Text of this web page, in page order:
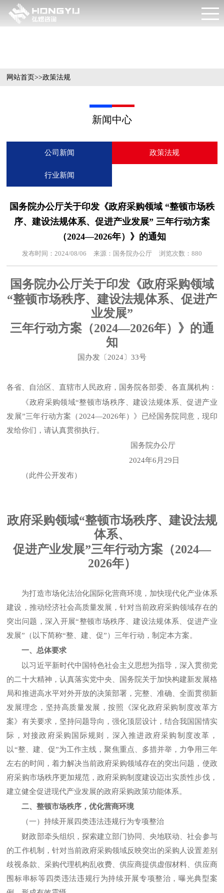
网站首页>>政策法规
新闻中心
公司新闻 政策法规
行业新闻
国务院办公厅关于印发《政府采购领域 “整顿市场秩
序、建设法规体系、促进产业发展” 三年行动方案
（2024—2026年）》的通知
发布时间：2024/08/06 来源：国务院办公厅 浏览次数：880
国务院办公厅关于印发《政府采购领域
“整顿市场秩序、建设法规体系、促进产
业发展”
三年行动方案（2024—2026年）》的通
知
国办发〔2024〕33号
各省、自治区、直辖市人民政府，国务院各部委、各直属机构：
《政府采购领域“整顿市场秩序、建设法规体系、促进产业
发展”三年行动方案（2024—2026年）》已经国务院同意，现印
发给你们，请认真贯彻执行。
国务院办公厅
2024年6月29日
（此件公开发布）
政府采购领域“整顿市场秩序、建设法规
体系、
促进产业发展”三年行动方案（2024—
2026年）
为打造市场化法治化国际化营商环境，加快现代化产业体系
建设，推动经济社会高质量发展，针对当前政府采购领域存在的
突出问题，深入开展“整顿市场秩序、建设法规体系、促进产业
发展”（以下简称“整、建、促”）三年行动，制定本方案。
一、总体要求
以习近平新时代中国特色社会主义思想为指导，深入贯彻党
的二十大精神，认真落实党中央、国务院关于加快构建新发展格
局和推进高水平对外开放的决策部署，完整、准确、全面贯彻新
发展理念，坚持高质量发展，按照《深化政府采购制度改革方
案》有关要求，坚持问题导向，强化顶层设计，结合我国国情实
际，对接政府采购国际规则，深入推进政府采购制度改革，
以“整、建、促”为工作主线，聚焦重点、多措并举，力争用三年
左右的时间，着力解决当前政府采购领域存在的突出问题，使政
府采购市场秩序更加规范，政府采购制度建设迈出实质性步伐，
建立健全促进现代产业发展的政府采购政策功能体系。
二、整顿市场秩序，优化营商环境
（一）持续开展四类违法违规行为专项整治
财政部牵头组织，探索建立部门协同、央地联动、社会参与
的工作机制，针对当前政府采购领域反映突出的采购人设置差别
歧视条款、采购代理机构乱收费、供应商提供虚假材料、供应商
围标串标等四类违法违规行为持续开展专项整治，曝光典型案